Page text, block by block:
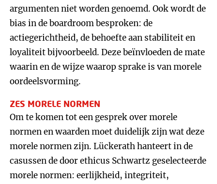
argumenten niet worden genoemd. Ook wordt de
bias in de boardroom besproken: de
actiegerichtheid, de behoefte aan stabiliteit en
loyaliteit bijvoorbeeld. Deze beïnvloeden de mate
waarin en de wijze waarop sprake is van morele
oordeelsvorming.
ZES MORELE NORMEN
Om te komen tot een gesprek over morele
normen en waarden moet duidelijk zijn wat deze
morele normen zijn. Lückerath hanteert in de
casussen de door ethicus Schwartz geselecteerde
morele normen: eerlijkheid, integriteit,